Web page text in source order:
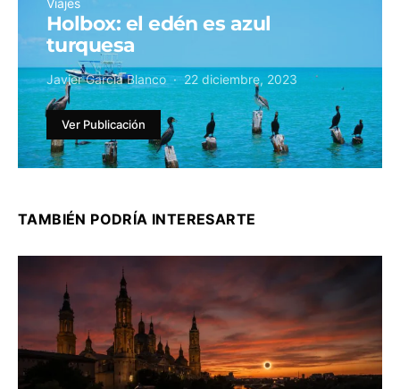
Holbox: el edén es azul
turquesa
Javier García Blanco 22 diciembre, 2023
Ver Publicación
TAMBIÉN PODRÍA INTERESARTE